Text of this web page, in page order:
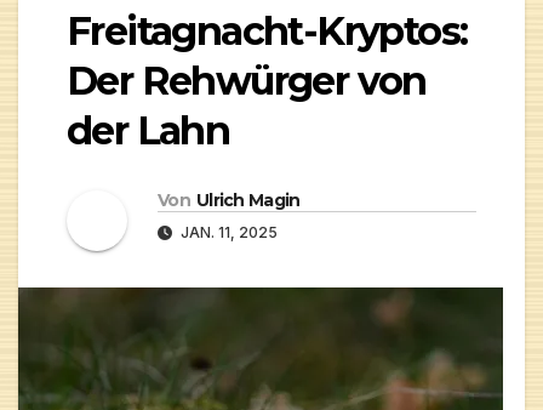
Freitagnacht-Kryptos:
Der Rehwürger von
der Lahn
Von Ulrich Magin
JAN. 11, 2025